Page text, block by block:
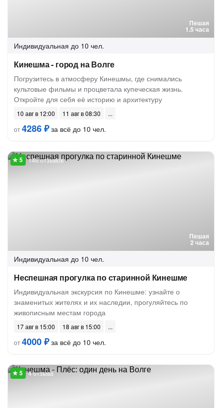
Пешая
1.5 часа
Индивидуальная до 10 чел.
Кинешма - город на Волге
Погрузитесь в атмосферу Кинешмы, где снимались
культовые фильмы и процветала купеческая жизнь.
Откройте для себя её историю и архитектуру
10 авг в 12:00
11 авг в 08:30
от4286 ₽за всё до 10 чел.
Пешая
2 часа
146 отзывов
Индивидуальная до 10 чел.
Неспешная прогулка по старинной Кинешме
Индивидуальная экскурсия по Кинешме: узнайте о
знаменитых жителях и их наследии, прогуляйтесь по
живописным местам города
17 авг в 15:00
18 авг в 15:00
от4000 ₽за всё до 10 чел.
4 отзыва